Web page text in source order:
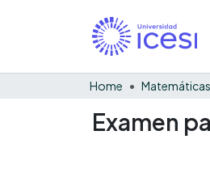
Home
Examen